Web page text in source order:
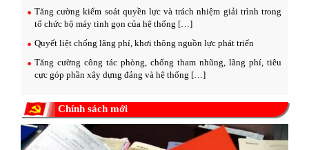
Tăng cường kiểm soát quyền lực và trách nhiệm giải trình trong
tổ chức bộ máy tinh gọn của hệ thống […]
Quyết liệt chống lãng phí, khơi thông nguồn lực phát triển
Tăng cường công tác phòng, chống tham nhũng, lãng phí, tiêu
cực góp phần xây dựng đảng và hệ thống […]
Chính sách mới